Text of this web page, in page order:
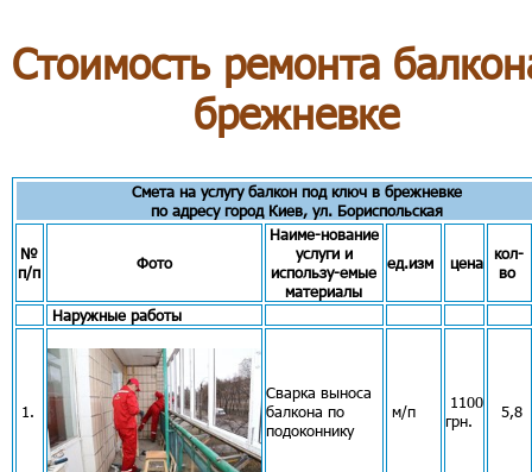
Стоимость ремонта
брежневке
Смета на услугу балкон под ключ в брежневке
по адресу город Киев, ул. Бориспольская
№
п/п
Фото
Наиме-нование
услуги и
использу-емые
материалы
ед.изм цена кол-
во
Наружные работы
1.
Сварка выноса
балкона по
подоконнику
м/п
1100
грн.
5,8